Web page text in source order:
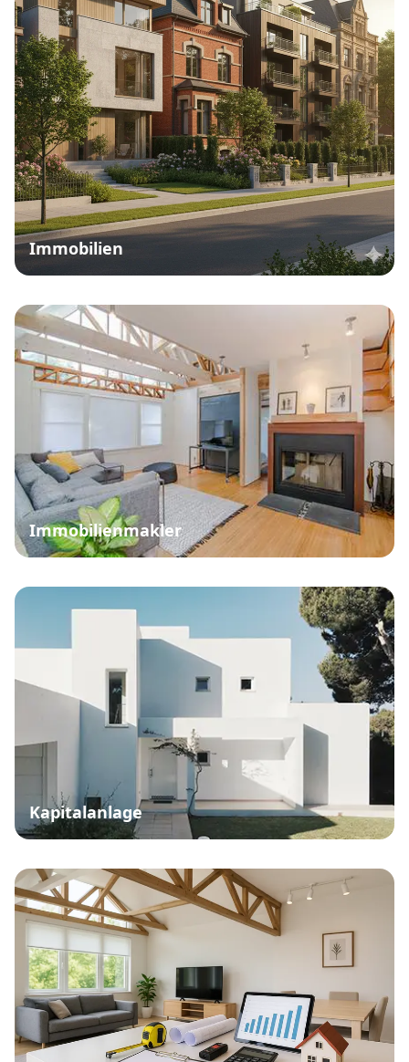
Immobilien
Immobilienmakler
Kapitalanlage